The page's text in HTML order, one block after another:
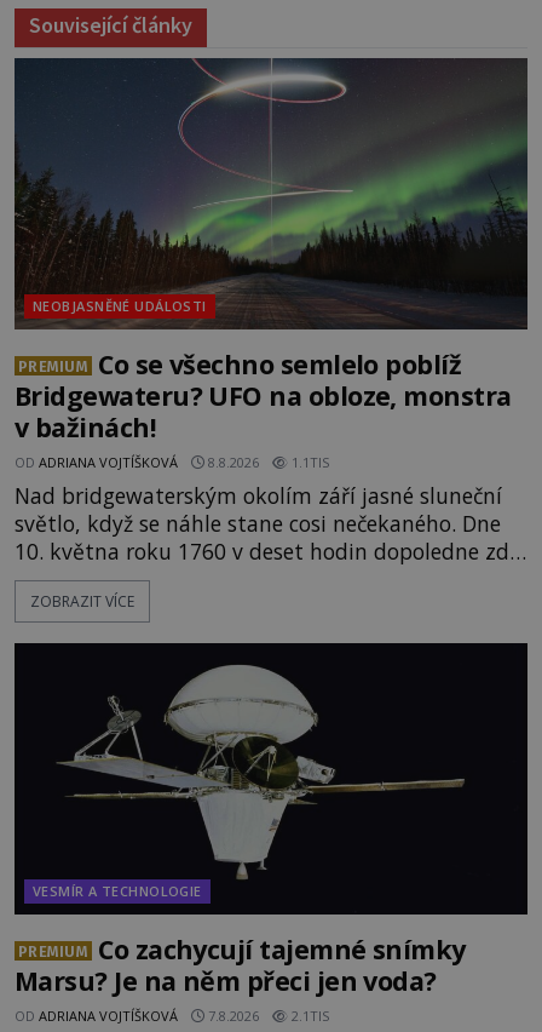
Související články
NEOBJASNĚNÉ UDÁLOSTI
PREMIUM
Co se všechno semlelo poblíž
Bridgewateru? UFO na obloze, monstra
v bažinách!
OD ADRIANA VOJTÍŠKOVÁ 8.8.2026 1.1TIS
Nad bridgewaterským okolím září jasné sluneční
světlo, když se náhle stane cosi nečekaného. Dne
10. května roku 1760 v deset hodin dopoledne zde
dojde k vůbec prvnímu historicky doloženému
přeletu UFO. Podle záznamů vyzařuje takové
jen o nějaký optický klam, nebo se zde skutečně
právě vznáší mimozemská loď
ZOBRAZIT VÍCE
VESMÍR A TECHNOLOGIE
PREMIUM
Co zachycují tajemné snímky
Marsu? Je na něm přeci jen voda?
OD ADRIANA VOJTÍŠKOVÁ 7.8.2026 2.1TIS